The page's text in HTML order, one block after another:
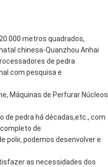
metros quadrados,
chinesa-Quanzhou Anhai
de pedra
com pesquisa e
Máquinas de Perfurar Núcleos
de pedra há décadas,etc., com
de
polir, podemos desenvolver e
as necessidades dos